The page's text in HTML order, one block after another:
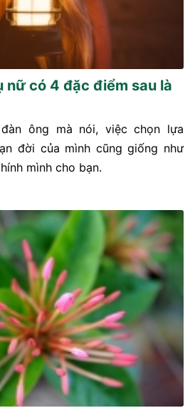
nữ có 4 đặc điểm sau là
ông mà nói, việc chọn lựa
đời của mình cũng giống như
mình cho bạn.